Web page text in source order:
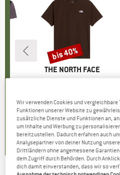
2
)
MARKE
THE NORTH FACE
+13
4,8(8)
Rabatt
bis 40%
Wir verwenden Cookies und
Funktionen unserer Website zu
zusätzliche Dienste und Funktionen an,
um Inhalte und Werbung zu
bereitzustellen. Dadurch erfahren auch
Analysepartner von deiner Nutzung
Drittländern ohne angemessene
dem Zugriff durch Behörden. Durch
dich damit einverstanden, dass wir so